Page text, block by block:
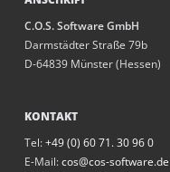
C.O.S. Software GmbH
Darmstädter Straße 79b
D-64839 Münster (Hessen)
KONTAKT
Tel:+49 (0) 60 71. 30 96 0
E-Mail:cos@cos-software.de